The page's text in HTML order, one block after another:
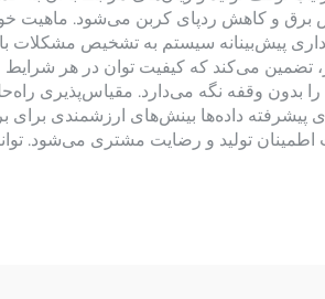
برق و کاهش ردپای کربن می‌شود. ماهیت
پیش‌بینانه سیستم به تشخیص
می‌کند که کیفیت توان در هر شرایط
بدون وقفه نگه می‌دارد. مقیاس‌پذیری
پیشرفته داده‌ها بینش‌های ارزشمندی برای
تولید و رضایت مشتری می‌شود.